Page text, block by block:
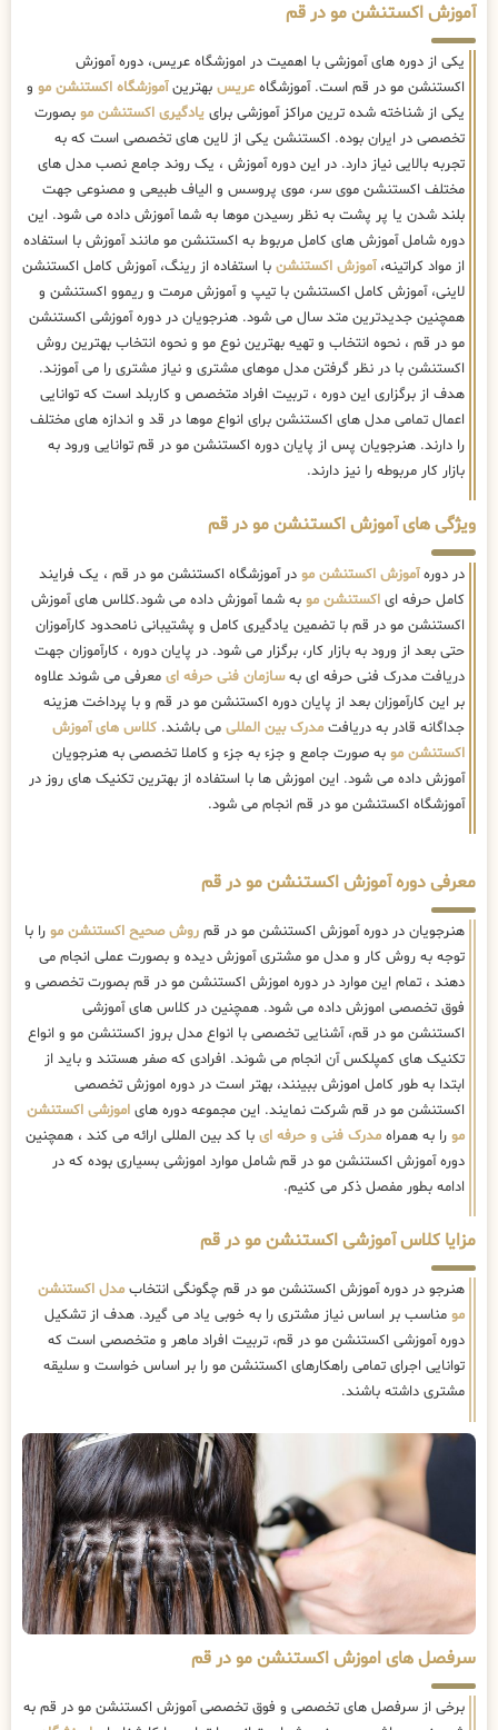
آموزش اکستنشن مو در قم
یکی از دوره های آموزشی با اهمیت در اموزشگاه عریس، دوره آموزش
اکستنشن مو در قم است. آموزشگاه عریس بهترینآموزشگاه اکستنشن مو و
یکی از شناخته شده ترین مراکز آموزشی برای یادگیری اکستنشن مو بصورت
تخصصی در ایران بوده. اکستنشن یکی از لاین های تخصصی است که به
تجربه بالایی نیاز دارد. در این دوره آموزش ، یک روند جامع نصب مدل های
مختلف اکستنشن موی سر، موی پروسس و الیاف طبیعی و مصنوعی جهت
بلند شدن یا پر پشت به نظر رسیدن موها به شما آموزش داده می شود. این
دوره شامل آموزش های کامل مربوط به اکستنشن مو مانند آموزش با استفاده
از مواد کراتینه،آموزش اکستنشن با استفاده از رینگ، آموزش کامل اکستنشن
لاینی، آموزش کامل اکستنشن با تیپ و آموزش مرمت و ریموو اکستنشن و
همچنین جدیدترین متد سال می شود. هنرجویان در دوره آموزشی اکستنشن
مو در قم ، نحوه انتخاب و تهیه بهترین نوع مو و نحوه انتخاب بهترین روش
اکستنشن با در نظر گرفتن مدل موهای مشتری و نیاز مشتری را می آموزند.
هدف از برگزاری این دوره ، تربیت افراد متخصص و کاربلد است که توانایی
اعمال تمامی مدل های اکستنشن برای انواع موها در قد و اندازه های مختلف
را دارند. هنرجویان پس از پایان دوره اکستنشن مو در قم توانایی ورود به
بازار کار مربوطه را نیز دارند.
ویژگی های آموزش اکستنشن مو در قم
در دورهآموزش اکستنشن مو در آموزشگاه اکستنشن مو در قم ، یک فرایند
کامل حرفه ای اکستنشن مو به شما آموزش داده می شود.کلاس های آموزش
اکستنشن مو در قم با تضمین یادگیری کامل و پشتیبانی نامحدود کارآموزان
حتی بعد از ورود به بازار کار، برگزار می شود. در پایان دوره ، کارآموزان جهت
دریافت مدرک فنی حرفه ای بهسازمان فنی حرفه ای معرفی می شوند علاوه
بر این کارآموزان بعد از پایان دوره اکستنشن مو در قم و با پرداخت هزینه
جداگانه قادر به دریافت مدرک بین المللی می باشند. کلاس های آموزش
اکستنشن مو به صورت جامع و جزء به جزء و کاملا تخصصی به هنرجویان
آموزش داده می شود. این اموزش ها با استفاده از بهترین تکنیک های روز در
آموزشگاه اکستنشن مو در قم انجام می شود.
معرفی دوره آموزش اکستنشن مو در قم
هنرجویان در دوره آموزش اکستنشن مو در قم روش صحیح اکستنشن مو را با
توجه به روش کار و مدل مو مشتری آموزش دیده و بصورت عملی انجام می
دهند ، تمام این موارد در دوره اموزش اکستنشن مو در قم بصورت تخصصی و
فوق تخصصی اموزش داده می شود. همچنین در کلاس های آموزشی
اکستنشن مو در قم، آشنایی تخصصی با انواع مدل بروز اکستنشن مو و انواع
تکنیک های کمپلکس آن انجام می شوند. افرادی که صفر هستند و باید از
ابتدا به طور کامل اموزش ببینند، بهتر است در دوره اموزش تخصصی
اکستنشن مو در قم شرکت نمایند. این مجموعه دوره های اموزشی اکستنشن
مو را به همراه مدرک فنی و حرفه ای با کد بین المللی ارائه می کند ، همچنین
دوره آموزش اکستنشن مو در قم شامل موارد اموزشی بسیاری بوده که در
ادامه بطور مفصل ذکر می کنیم.
مزایا کلاس آموزشی اکستنشن مو در قم
هنرجو در دوره آموزش اکستنشن مو در قم چگونگی انتخاب مدل اکستنشن
مو مناسب بر اساس نیاز مشتری را به خوبی یاد می گیرد. هدف از تشکیل
دوره آموزشی اکستنشن مو در قم، تربیت افراد ماهر و متخصصی است که
توانایی اجرای تمامی راهکارهای اکستنشن مو را بر اساس خواست و سلیقه
مشتری داشته باشند.
سرفصل های اموزش اکستنشن مو در قم
برخی از سرفصل های تخصصی و فوق تخصصی آموزش اکستنشن مو در قم به